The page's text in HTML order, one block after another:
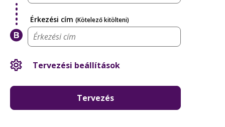
Érkezési cím (Kötelező kitölteni)
Tervezési beállítások
Tervezés